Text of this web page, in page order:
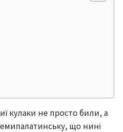
кулаки не просто били, а
що нині